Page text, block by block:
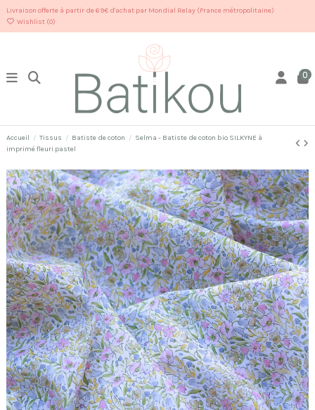
Livraison offerte à partir de 69€ d'achat par Mondial Relay (France métropolitaine)
Wishlist (0)
0
Accueil Tissus Batiste de coton
Selma - Batiste de coton bio SILKYNE à
imprimé fleuri pastel